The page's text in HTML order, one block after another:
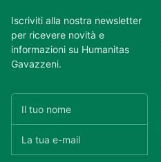
Iscriviti alla nostra newsletter
per ricevere novità e
informazioni su Humanitas
Gavazzeni.